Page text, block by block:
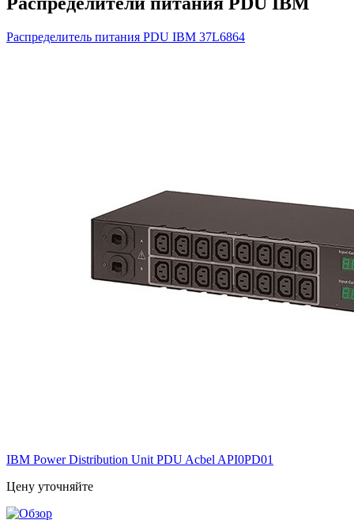
Распределитель питания PDU IBM 37L6864
IBM Power Distribution Unit PDU Acbel API0PD01
Цену уточняйте